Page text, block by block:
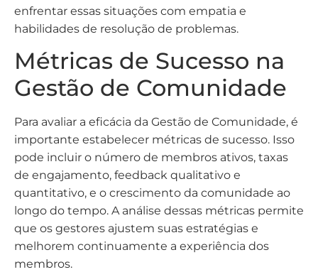
enfrentar essas situações com empatia e
habilidades de resolução de problemas.
Métricas de Sucesso na
Gestão de Comunidade
Para avaliar a eficácia da Gestão de Comunidade, é
importante estabelecer métricas de sucesso. Isso
pode incluir o número de membros ativos, taxas
de engajamento, feedback qualitativo e
quantitativo, e o crescimento da comunidade ao
longo do tempo. A análise dessas métricas permite
que os gestores ajustem suas estratégias e
melhorem continuamente a experiência dos
membros.